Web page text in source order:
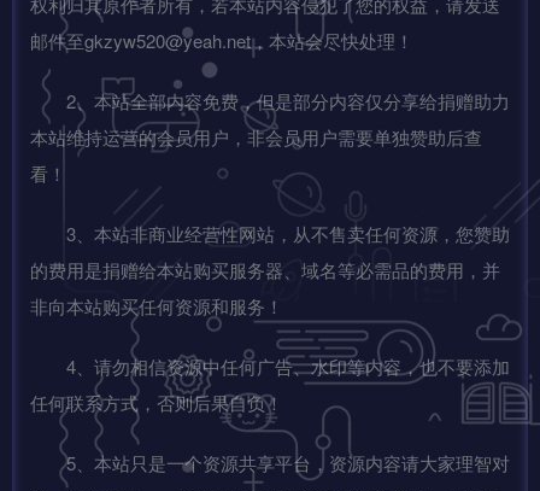
邮件至gkzyw520@yeah.net，本站会尽快处理！
2、本站全部内容免费，但是部分内容仅分享给捐赠助力
本站维持运营的会员用户，非会员用户需要单独赞助后查
看！
3、本站非商业经营性网站，从不售卖任何资源，您赞助
的费用是捐赠给本站购买服务器、域名等必需品的费用，并
非向本站购买任何资源和服务！
4、请勿相信资源中任何广告、水印等内容，也不要添加
任何联系方式，否则后果自负！
5、本站只是一个资源共享平台，资源内容请大家理智对